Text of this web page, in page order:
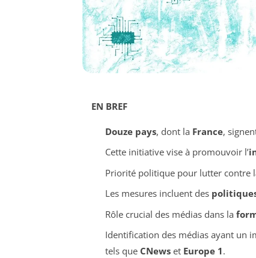
EN BREF
Douze pays, dont la France,
Cette initiative vise à promouvoir l’
Priorité politique pour lutter contre
Les mesures incluent des
Rôle crucial des médias dans la
Identification des médias ayant un
tels que CNewset Europe 1.